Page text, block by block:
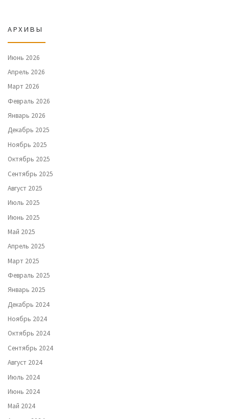
АРХИВЫ
Июнь 2026
Апрель 2026
Март 2026
Февраль 2026
Январь 2026
Декабрь 2025
Ноябрь 2025
Октябрь 2025
Сентябрь 2025
Август 2025
Июль 2025
Июнь 2025
Май 2025
Апрель 2025
Март 2025
Февраль 2025
Январь 2025
Декабрь 2024
Ноябрь 2024
Октябрь 2024
Сентябрь 2024
Август 2024
Июль 2024
Июнь 2024
Май 2024